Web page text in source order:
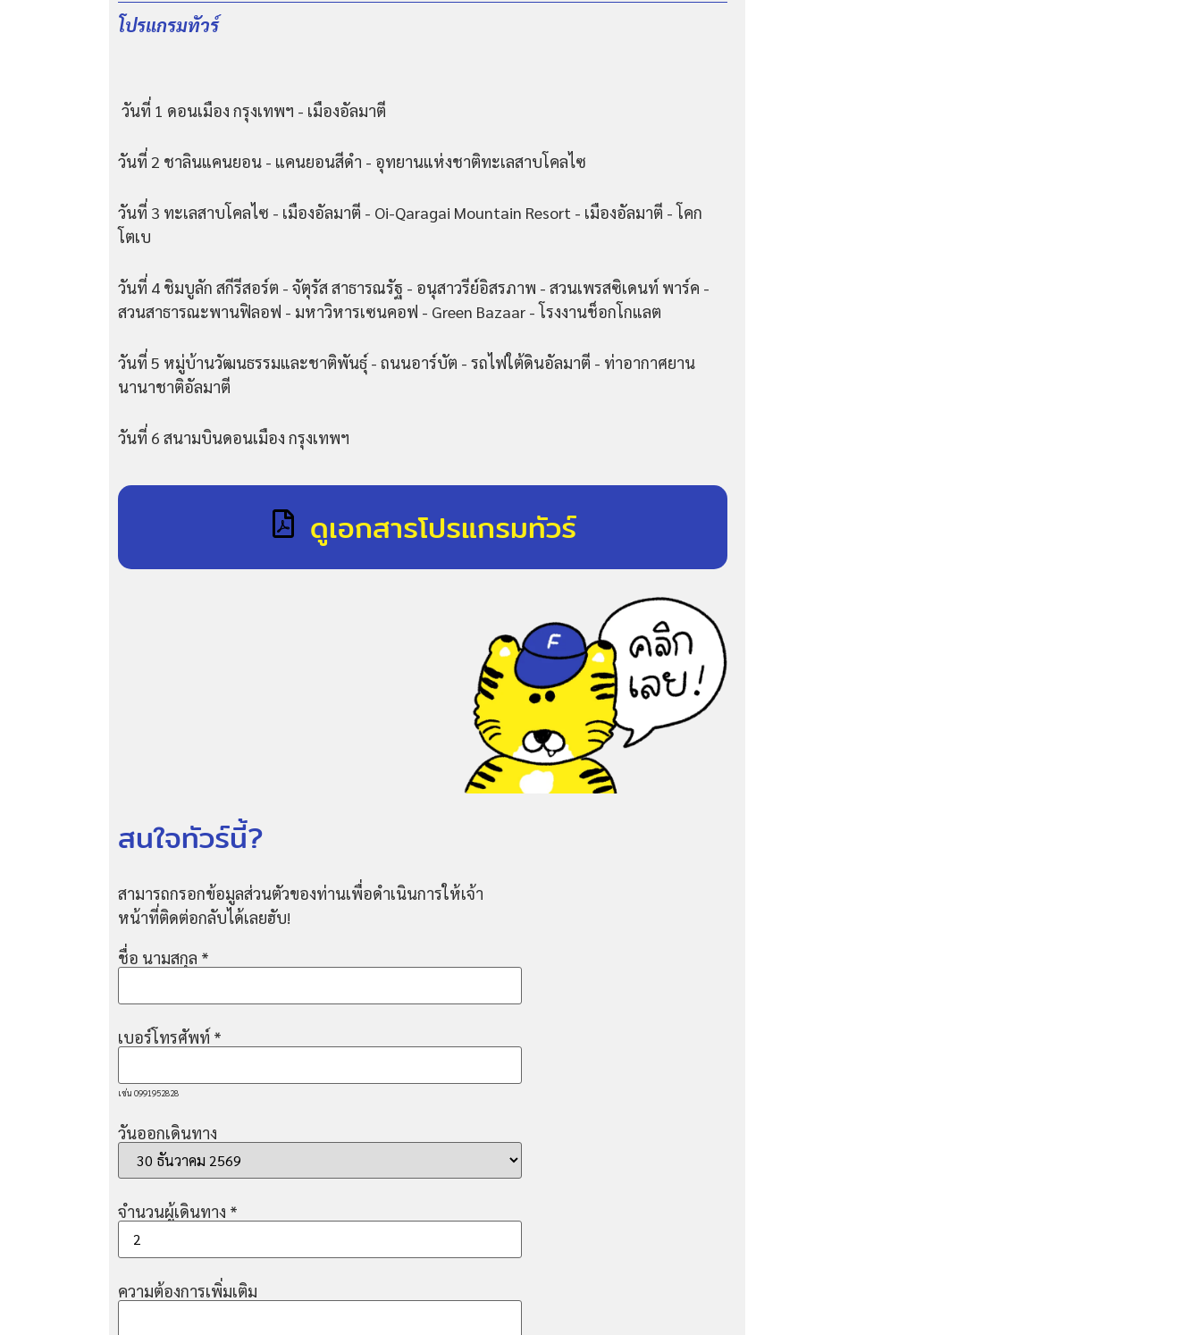
โปรแกรมทัวร์
วันที่ 1 ดอนเมือง กรุงเทพฯ - เมืองอัลมาตี
วันที่ 2 ชาลินแคนยอน - แคนยอนสีดำ - อุทยานแห่งชาติทะเลสาบโคลไซ
วันที่ 3 ทะเลสาบโคลไซ - เมืองอัลมาตี - Oi-Qaragai Mountain Resort - เมืองอัลมาตี - โคก
โตเบ
วันที่ 4 ชิมบูลัก สกีรีสอร์ต - จัตุรัส สาธารณรัฐ - อนุสาวรีย์อิสรภาพ - สวนเพรสซิเดนท์ พาร์ค -
สวนสาธารณะพานฟิลอฟ - มหาวิหารเซนคอฟ - Green Bazaar - โรงงานช็อกโกแลต
วันที่ 5 หมู่บ้านวัฒนธรรมและชาติพันธุ์ - ถนนอาร์บัต - รถไฟใต้ดินอัลมาตี - ท่าอากาศยาน
นานาชาติอัลมาตี
วันที่ 6 สนามบินดอนเมือง กรุงเทพฯ
ดูเอกสารโปรแกรมทัวร์
สนใจทัวร์นี้?
สามารถกรอกข้อมูลส่วนตัวของท่านเพื่อดำเนินการให้เจ้า
หน้าที่ติดต่อกลับได้เลยฮับ!
ชื่อ นามสกุล *
เบอร์โทรศัพท์ *
เช่น 0991952828
วันออกเดินทาง
จำนวนผู้เดินทาง *
ความต้องการเพิ่มเติม